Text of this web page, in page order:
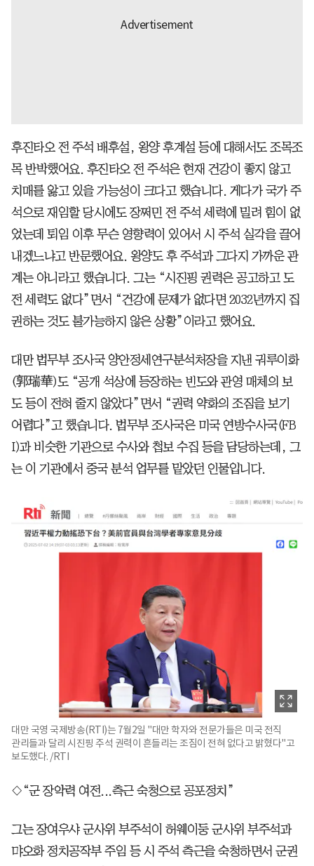
후진타오 전 주석 배후설, 왕양 후계설 등에 대해서도 조목조
목 반박했어요. 후진타오 전 주석은 현재 건강이 좋지 않고
치매를 앓고 있을 가능성이 크다고 했습니다. 게다가 국가 주
석으로 재임할 당시에도 장쩌민 전 주석 세력에 밀려 힘이 없
었는데 퇴임 이후 무슨 영향력이 있어서 시 주석 실각을 끌어
내겠느냐고 반문했어요. 왕양도 후 주석과 그다지 가까운 관
계는 아니라고 했습니다. 그는 “시진핑 권력은 공고하고 도
전 세력도 없다”면서 “건강에 문제가 없다면 2032년까지 집
권하는 것도 불가능하지 않은 상황”이라고 했어요.
대만 법무부 조사국 양안정세연구분석처장을 지낸 궈루이화
(郭瑞華)도 “공개 석상에 등장하는 빈도와 관영 매체의 보
도 등이 전혀 줄지 않았다”면서 “권력 약화의 조짐을 보기
어렵다”고 했습니다. 법무부 조사국은 미국 연방수사국(FB
I)과 비슷한 기관으로 수사와 첩보 수집 등을 담당하는데, 그
는 이 기관에서 중국 분석 업무를 맡았던 인물입니다.
대만 국영 국제방송(RTI)는 7월2일 "대만 학자와 전문가들은 미국 전직
관리들과 달리 시진핑 주석 권력이 흔들리는 조짐이 전혀 없다고 밝혔다"고
보도했다. /RTI
◇“군 장악력 여전...측근 숙청으로 공포정치”
그는 장여우샤 군사위 부주석이 허웨이둥 군사위 부주석과
먀오화 정치공작부 주임 등 시 주석 측근을 숙청하면서 군권